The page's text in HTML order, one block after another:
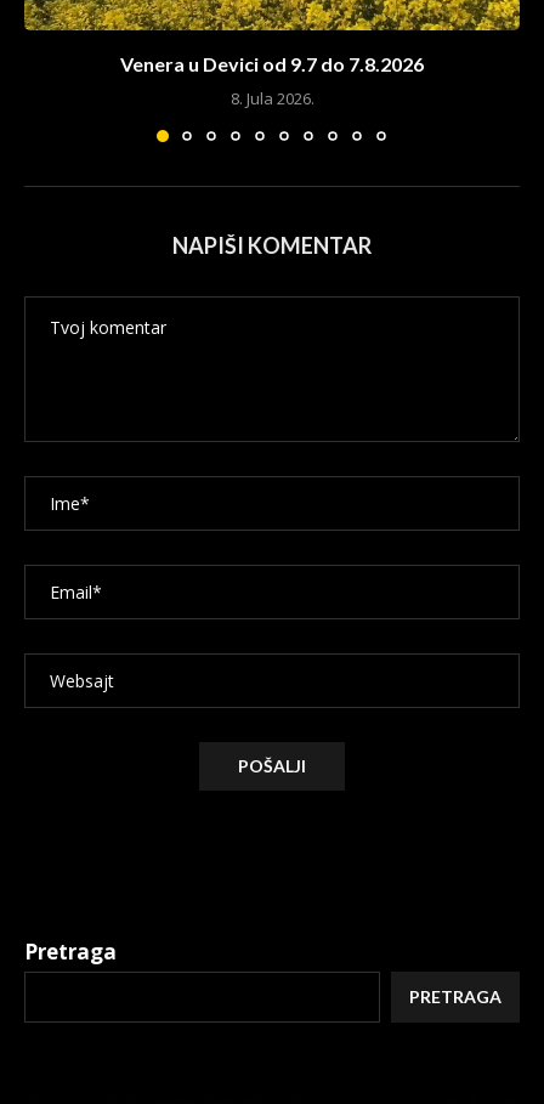
Venera u Devici od 9.7 do 7.8.2026
8. Jula 2026.
NAPIŠI KOMENTAR
Pretraga
PRETRAGA